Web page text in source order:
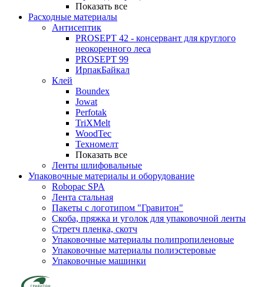
Показать все
Расходные материалы
Антисептик
PROSEPT 42 - консервант для круглого
неокоренного леса
PROSEPT 99
ИрпакБайкал
Клей
Boundex
Jowat
Perfotak
TriXMelt
WoodTec
Техномелт
Показать все
Ленты шлифовальные
Упаковочные материалы и оборудование
Robopac SPA
Лента стальная
Пакеты с логотипом "Гравитон"
Скоба, пряжка и уголок для упаковочной ленты
Стретч пленка, скотч
Упаковочные материалы полипропиленовые
Упаковочные материалы полиэстеровые
Упаковочные машинки